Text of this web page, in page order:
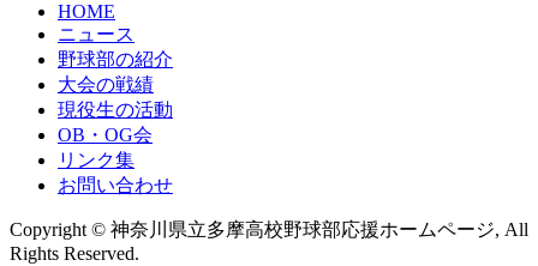
HOME
ニュース
野球部の紹介
大会の戦績
現役生の活動
OB・OG会
リンク集
お問い合わせ
Copyright © 神奈川県立多摩高校野球部応援ホームページ, All
Rights Reserved.